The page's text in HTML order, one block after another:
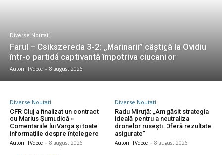
Diverse Noutati
Farul – Csikszereda 3-2: „Marinarii” câștigă la Ovidiu
într-o partidă captivantă împotriva ciucanilor
Autorii TVdece - 8 august 2026
Diverse Noutati
CFR Cluj a finalizat un contract
cu Marius Șumudică »
Comentariile lui Varga și toate
informațiile despre înțelegere
Autorii TVdece - 8 august 2026
Diverse Noutati
Radu Miruță: „Am găsit strategia
ideală pentru a neutraliza
dronelor rusești. Oferă rezultate
asigurate”
Autorii TVdece - 8 august 2026